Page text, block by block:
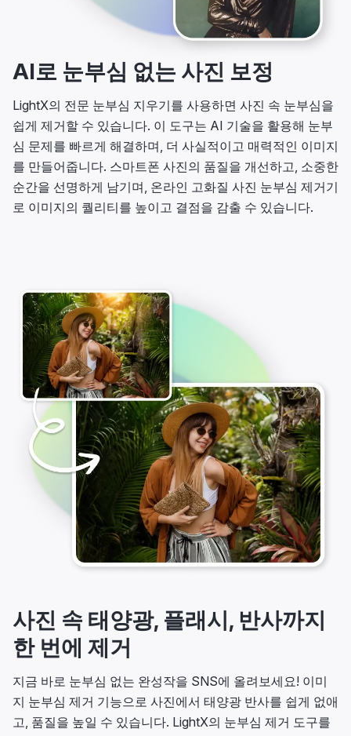
AI로 눈부심 없는 사진 보정
LightX의 전문 눈부심 지우기를 사용하면 사진 속 눈부심을
쉽게 제거할 수 있습니다. 이 도구는 AI 기술을 활용해 눈부
심 문제를 빠르게 해결하며, 더 사실적이고 매력적인 이미지
를 만들어줍니다. 스마트폰 사진의 품질을 개선하고, 소중한
순간을 선명하게 남기며, 온라인 고화질 사진 눈부심 제거기
로 이미지의 퀄리티를 높이고 결점을 감출 수 있습니다.
사진 속 태양광, 플래시, 반사까지
한 번에 제거
지금 바로 눈부심 없는 완성작을 SNS에 올려보세요! 이미
지 눈부심 제거 기능으로 사진에서 태양광 반사를 쉽게 없애
고, 품질을 높일 수 있습니다. LightX의 눈부심 제거 도구를